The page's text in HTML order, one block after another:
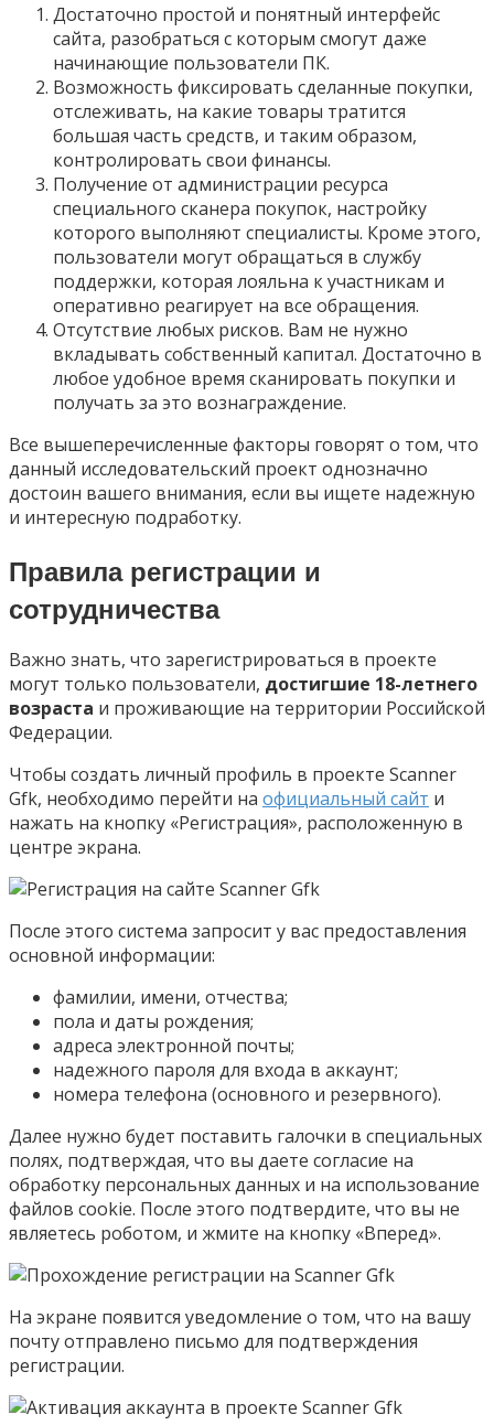
Достаточно простой и понятный интерфейс
сайта, разобраться с которым смогут даже
начинающие пользователи ПК.
Возможность фиксировать сделанные покупки,
отслеживать, на какие товары тратится
большая часть средств, и таким образом,
контролировать свои финансы.
Получение от администрации ресурса
специального сканера покупок, настройку
которого выполняют специалисты. Кроме этого,
пользователи могут обращаться в службу
поддержки, которая лояльна к участникам и
оперативно реагирует на все обращения.
Отсутствие любых рисков. Вам не нужно
вкладывать собственный капитал. Достаточно в
любое удобное время сканировать покупки и
получать за это вознаграждение.
Все вышеперечисленные факторы говорят о том, что
данный исследовательский проект однозначно
достоин вашего внимания, если вы ищете надежную
и интересную подработку.
Правила регистрации и
сотрудничества
Важно знать, что зарегистрироваться в проекте
могут только пользователи, достигшие 18-летнего
возраста и проживающие на территории Российской
Федерации.
Чтобы создать личный профиль в проекте Scanner
Gfk, необходимо перейти на официальный сайт и
нажать на кнопку «Регистрация», расположенную в
центре экрана.
После этого система запросит у вас предоставления
основной информации:
фамилии, имени, отчества;
пола и даты рождения;
адреса электронной почты;
надежного пароля для входа в аккаунт;
номера телефона (основного и резервного).
Далее нужно будет поставить галочки в специальных
полях, подтверждая, что вы даете согласие на
обработку персональных данных и на использование
файлов cookie. После этого подтвердите, что вы не
являетесь роботом, и жмите на кнопку «Вперед».
На экране появится уведомление о том, что на вашу
почту отправлено письмо для подтверждения
регистрации.